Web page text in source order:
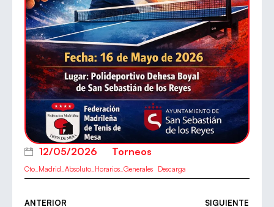
12/05/2026 Torneos
Cto_Madrid_Absoluto_Horarios_Generales Descarga
ANTERIOR SIGUIENTE